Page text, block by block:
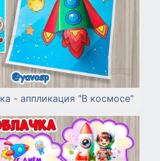
- аппликация "В космосе"